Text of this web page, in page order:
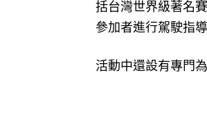
括台灣世界級著名
參加者進行駕駛指
活動中還設有專門